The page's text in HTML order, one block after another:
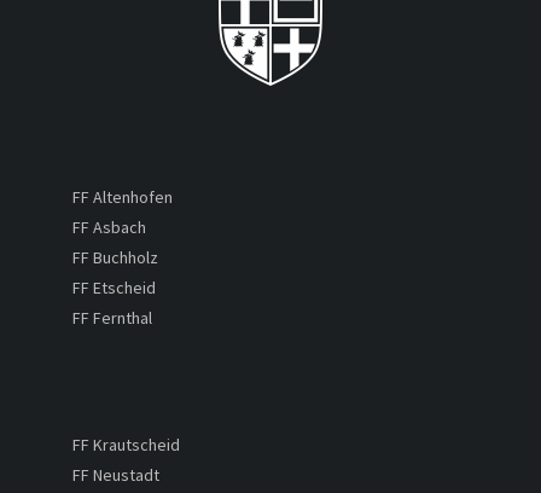
FF Altenhofen
FF Asbach
FF Buchholz
FF Etscheid
FF Fernthal
FF Krautscheid
FF Neustadt